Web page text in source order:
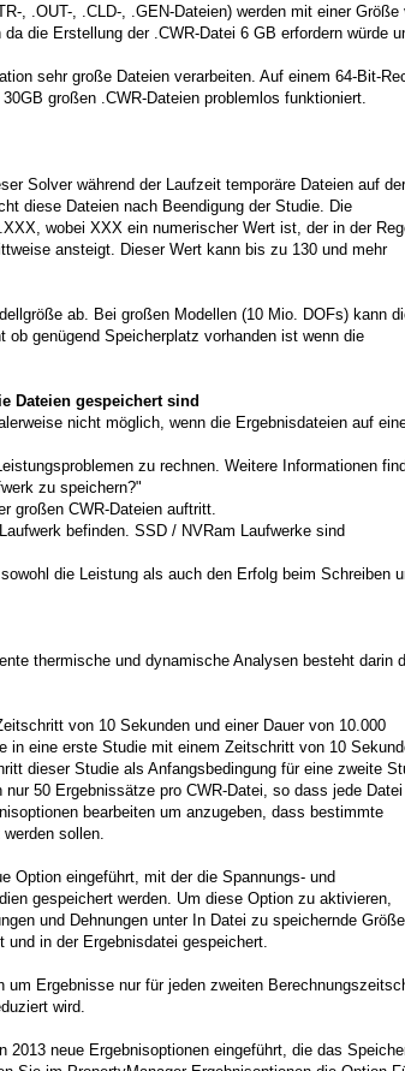
, .OUT-, .CLD-, .GEN-Dateien) werden mit einer Größe
die Erstellung der .CWR-Datei 6 GB erfordern würde
sehr große Dateien verarbeiten. Auf einem 64-Bit-
großen .CWR-Dateien problemlos funktioniert.
Solver während der Laufzeit temporäre Dateien auf der
diese Dateien nach Beendigung der Studie. Die
wobei XXX ein numerischer Wert ist, der in der
ansteigt. Dieser Wert kann bis zu 130 und mehr
ab. Bei großen Modellen (10 Mio. DOFs) kann
genügend Speicherplatz vorhanden ist wenn die
Dateien gespeichert sind
nicht möglich, wenn die Ergebnisdateien auf
zu rechnen. Weitere Informationen
zu speichern?"
großen CWR-Dateien auftritt.
befinden. SSD / NVRam Laufwerke sind
die Leistung als auch den Erfolg beim Schreiben
thermische und dynamische Analysen besteht darin
von 10 Sekunden und einer Dauer von 10.000
in eine erste Studie mit einem Zeitschritt von 10
dieser Studie als Anfangsbedingung für eine zweite
50 Ergebnissätze pro CWR-Datei, so dass jede
bearbeiten um anzugeben, dass bestimmte
sollen.
Option eingeführt, mit der die Spannungs- und
gespeichert werden. Um diese Option zu aktivieren,
und Dehnungen unter In Datei zu speichernde
und in der Ergebnisdatei gespeichert.
Ergebnisse nur für jeden zweiten
wird.
neue Ergebnisoptionen eingeführt, die das